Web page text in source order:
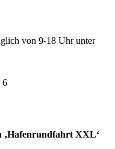
von 9-18 Uhr unter
6
‚Hafenrundfahrt XXL‘